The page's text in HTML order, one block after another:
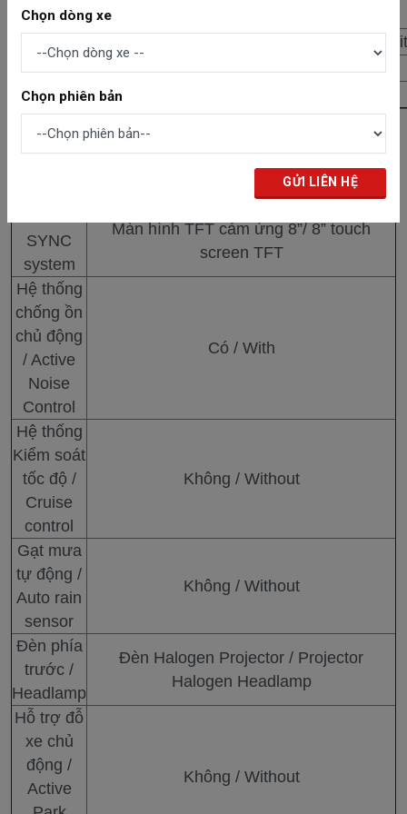
Hệ thống Cảnh báo va chạm phía trước/ Collision
Hệ thống Kiểm soát áp suất lốp / TPMS
Hệ thống Chống trộm/ Anti theft System
SYNC
system
Điều khiển giọng nói SYNC thế hệ 3/
Màn hình TFT cảm ứng 8”/ 8” touch
screen TFT
Hệ thống
chống ồn
chủ động
/ Active
Noise
Control
Có / With
Hệ thống
Kiểm soát
tốc độ /
Cruise
control
Không / Without
Gạt mưa
tự động /
Auto rain
sensor
Không / Without
Đèn phía
trước /
Headlamp
Đèn Halogen Projector / Projector
Halogen Headlamp
Hỗ trợ đỗ
xe chủ
động /
Active
Không / Without
Chọn dòng xe
Chọn phiên bản